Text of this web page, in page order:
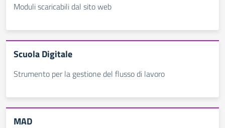
Moduli scaricabili dal sito web
Scuola Digitale
Strumento per la gestione del flusso di lavoro
MAD